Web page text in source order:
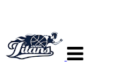
navigasjon